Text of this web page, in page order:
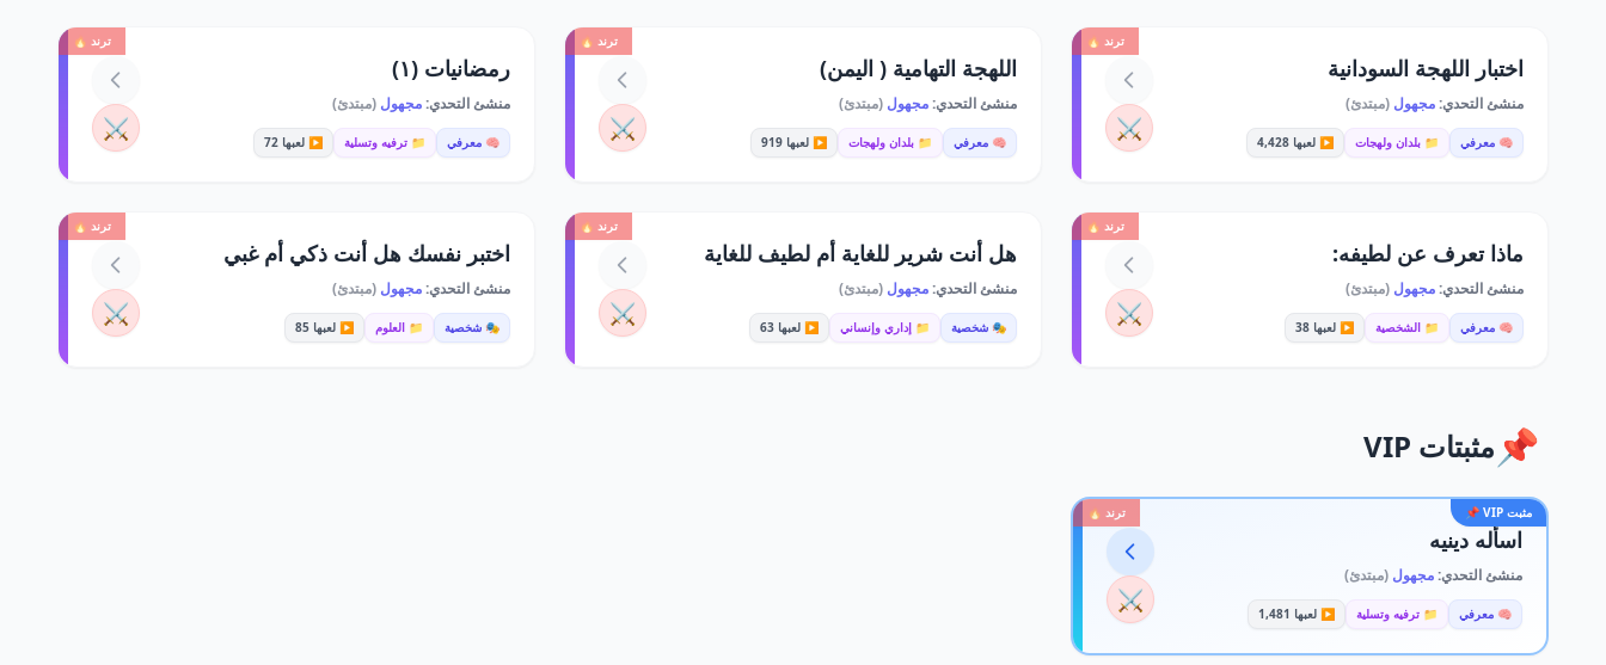
ترند 🔥
اختبار اللهجة السودانية
منشئ التحدي:مجهول (مبتدئ)
🧠 معرفي 📁 بلدان ولهجات ▶️ لعبها 4,428 ⚔️
ترند 🔥
اللهجة التهامية ( اليمن)
منشئ التحدي:مجهول (مبتدئ)
🧠 معرفي 📁 بلدان ولهجات ▶️ لعبها 919 ⚔️
ترند 🔥
رمضانيات (١)
منشئ التحدي:مجهول (مبتدئ)
🧠 معرفي 📁 ترفيه وتسلية ▶️ لعبها 72 ⚔️
ترند 🔥
ماذا تعرف عن لطيفه:
منشئ التحدي:مجهول (مبتدئ)
🧠 معرفي 📁 الشخصية ▶️ لعبها 38 ⚔️
ترند 🔥
هل أنت شرير للغاية أم لطيف للغاية
منشئ التحدي:مجهول (مبتدئ)
🎭 شخصية 📁 إداري وإنساني ▶️ لعبها 63 ⚔️
ترند 🔥
اختبر نفسك هل أنت ذكي أم غبي
منشئ التحدي:مجهول (مبتدئ)
🎭 شخصية 📁 العلوم ▶️ لعبها 85 ⚔️
📌 مثبتات VIP
مثبت VIP 📌 ترند 🔥
اسأله دينيه
منشئ التحدي:مجهول (مبتدئ)
🧠 معرفي 📁 ترفيه وتسلية ▶️ لعبها 1,481 ⚔️